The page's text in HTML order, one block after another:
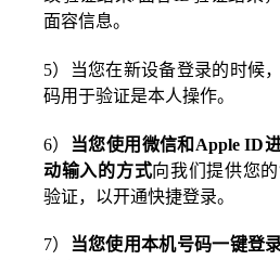
面容信息。
5）当您在新设备登录的时候
码用于验证是本人操作。
6） 当您使用微信和 Apple ID
动输入的方式向我们提供您的
验证，以开通快捷登录。
7）
当您使用本机号码一键登